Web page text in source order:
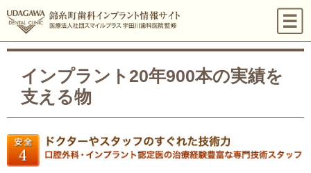
インプラント20年900本の実績を
支える物